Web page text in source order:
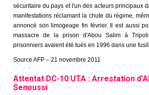
sécuritaire du pays et l'un des acteurs principaux
manifestations réclamant la chute du régime,
annoncé son limogeage fin février. Il est aussi
massacre de la prison d'Abou Salim à
prisonniers avaient été tués en 1996 dans une
Source AFP – 21 novembre 2011
Attentat DC-10 UTA : Arrestation
Senoussi